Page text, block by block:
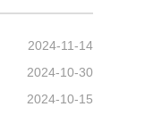
2024-11-14
2024-10-30
2024-10-15